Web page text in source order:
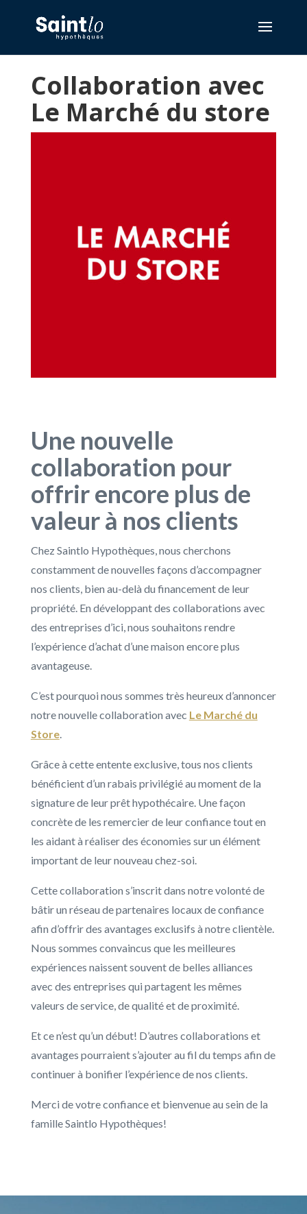
Collaboration avec
Le Marché du store
Une nouvelle
collaboration pour
offrir encore plus de
valeur à nos clients
Chez Saintlo Hypothèques, nous cherchons
constamment de nouvelles façons d’accompagner
nos clients, bien au-delà du financement de leur
propriété. En développant des collaborations avec
des entreprises d’ici, nous souhaitons rendre
l’expérience d’achat d’une maison encore plus
avantageuse.
C’est pourquoi nous sommes très heureux d’annoncer
notre nouvelle collaboration avec Le Marché du
Store.
Grâce à cette entente exclusive, tous nos clients
bénéficient d’un rabais privilégié au moment de la
signature de leur prêt hypothécaire. Une façon
concrète de les remercier de leur confiance tout en
les aidant à réaliser des économies sur un élément
important de leur nouveau chez-soi.
Cette collaboration s’inscrit dans notre volonté de
bâtir un réseau de partenaires locaux de confiance
afin d’offrir des avantages exclusifs à notre clientèle.
Nous sommes convaincus que les meilleures
expériences naissent souvent de belles alliances
avec des entreprises qui partagent les mêmes
valeurs de service, de qualité et de proximité.
Et ce n’est qu’un début! D’autres collaborations et
avantages pourraient s’ajouter au fil du temps afin de
continuer à bonifier l’expérience de nos clients.
Merci de votre confiance et bienvenue au sein de la
famille Saintlo Hypothèques!